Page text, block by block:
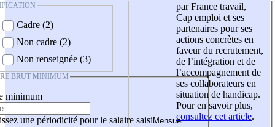
Cadre (2)
Non cadre (2)
Non renseignée (3)
BRUT MINIMUM
minimum
une périodicité pour le salaire saisi
par France travail,
Cap emploi et ses
partenaires pour ses
actions concrètes en
faveur du recrutement,
de l’intégration et de
l’accompagnement de
ses collaborateurs en
situation de handicap.
Pour en savoir plus,
consultez cet article.